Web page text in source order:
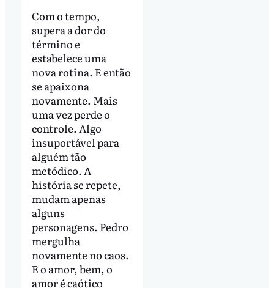
Com o tempo,
supera a dor do
término e
estabelece uma
nova rotina. E então
se apaixona
novamente. Mais
uma vez perde o
controle. Algo
insuportável para
alguém tão
metódico. A
história se repete,
mudam apenas
alguns
personagens. Pedro
mergulha
novamente no caos.
E o amor, bem, o
amor é caótico